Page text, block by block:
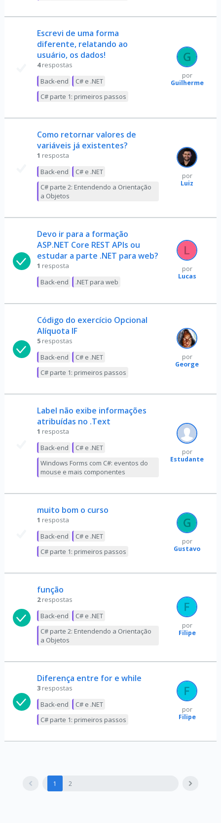
Escrevi de uma forma
diferente, relatando ao
usuário, os dados!
4 respostas
Back-end
C# e .NET
C# parte 1: primeiros passos
por
Guilherme
Como retornar valores de
variáveis já existentes?
1 resposta
Back-end
C# e .NET
C# parte 2: Entendendo a Orientação
a Objetos
por
Luiz
Devo ir para a formação
ASP.NET Core REST APIs ou
estudar a parte .NET para web?
1 resposta
Back-end
.NET para web
por
Lucas
Código do exercício Opcional
Alíquota IF
5 respostas
Back-end
C# e .NET
C# parte 1: primeiros passos
por
George
Label não exibe informações
atribuídas no .Text
1 resposta
Back-end
C# e .NET
Windows Forms com C#: eventos do
mouse e mais componentes
por
Estudante
muito bom o curso
1 resposta
Back-end
C# e .NET
C# parte 1: primeiros passos
por
Gustavo
função
2 respostas
Back-end
C# e .NET
C# parte 2: Entendendo a Orientação
a Objetos
por
Filipe
Diferença entre for e while
3 respostas
Back-end
C# e .NET
C# parte 1: primeiros passos
por
Filipe
1 2